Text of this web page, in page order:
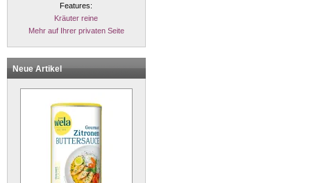
Features:
Kräuter reine
Mehr auf Ihrer privaten Seite
Neue Artikel